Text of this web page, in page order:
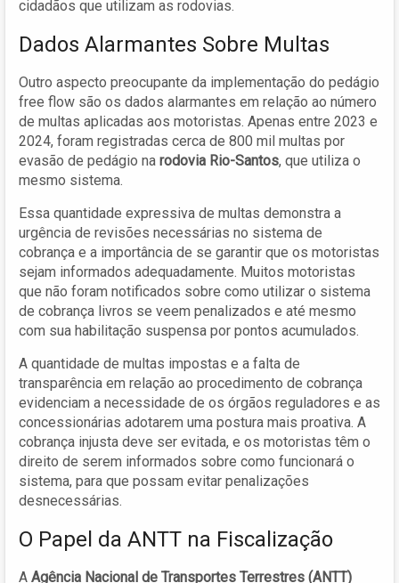
cidadãos que utilizam as rodovias.
Dados Alarmantes Sobre Multas
Outro aspecto preocupante da implementação do pedágio
free flow são os dados alarmantes em relação ao número
de multas aplicadas aos motoristas. Apenas entre 2023 e
2024, foram registradas cerca de 800 mil multas por
evasão de pedágio na rodovia Rio-Santos, que utiliza o
mesmo sistema.
Essa quantidade expressiva de multas demonstra a
urgência de revisões necessárias no sistema de
cobrança e a importância de se garantir que os motoristas
sejam informados adequadamente. Muitos motoristas
que não foram notificados sobre como utilizar o sistema
de cobrança livros se veem penalizados e até mesmo
com sua habilitação suspensa por pontos acumulados.
A quantidade de multas impostas e a falta de
transparência em relação ao procedimento de cobrança
evidenciam a necessidade de os órgãos reguladores e as
concessionárias adotarem uma postura mais proativa. A
cobrança injusta deve ser evitada, e os motoristas têm o
direito de serem informados sobre como funcionará o
sistema, para que possam evitar penalizações
desnecessárias.
O Papel da ANTT na Fiscalização
A Agência Nacional de Transportes Terrestres (ANTT)